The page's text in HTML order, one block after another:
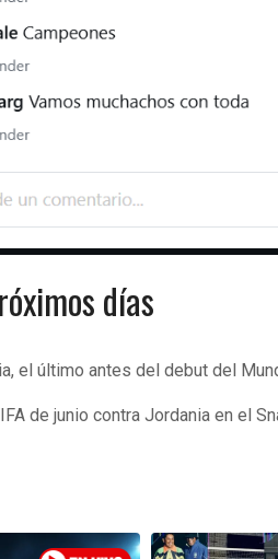
días
el último antes del debut del
de junio contra Jordania en el